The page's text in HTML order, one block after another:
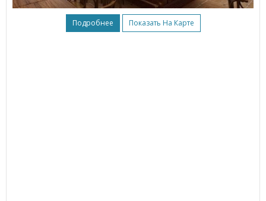
Подробнее Показать На Карте